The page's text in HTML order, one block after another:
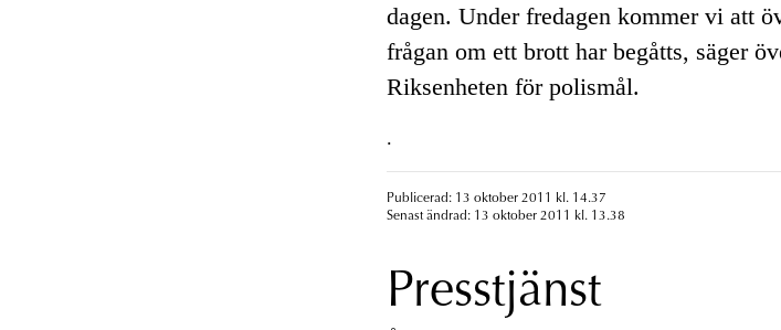
dagen. Under fredagen kommer vi att
frågan om ett brott har begåtts, säger
Riksenheten för polismål.
.
Publicerad: 13 oktober 2011 kl. 14.37
Senast ändrad: 13 oktober 2011 kl. 13.38
Presstjänst